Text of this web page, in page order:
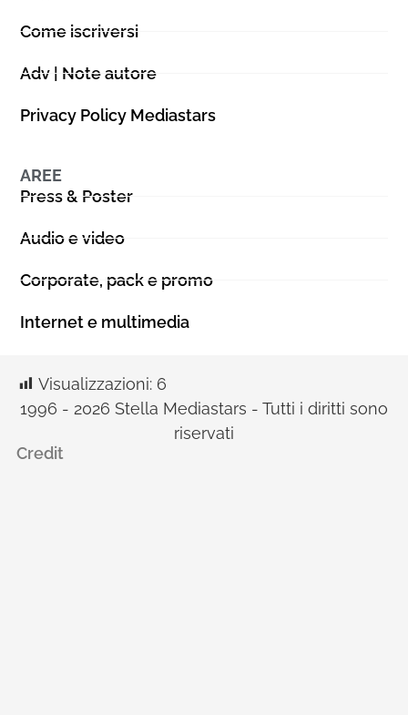
Come iscriversi
Adv | Note autore
Privacy Policy Mediastars
AREE
Press & Poster
Audio e video
Corporate, pack e promo
Internet e multimedia
Visualizzazioni: 6
1996 - 2026 Stella Mediastars - Tutti i diritti sono
riservati
Credit